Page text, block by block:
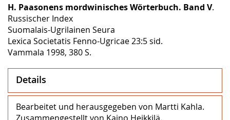
H. Paasonens mordwinisches Wörterbuch. Band V.
Russischer Index
Suomalais-Ugrilainen Seura
Lexica Societatis Fenno-Ugricae 23:5 sid.
Vammala 1998, 380 S.
Details
Bearbeitet und herausgegeben von Martti Kahla.